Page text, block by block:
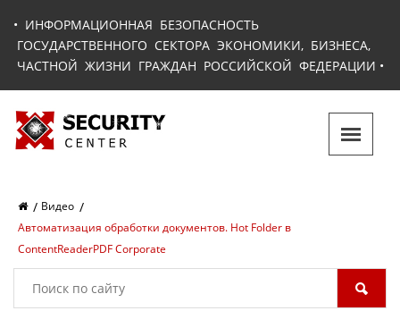
• ИНФОРМАЦИОННАЯ БЕЗОПАСНОСТЬ
ГОСУДАРСТВЕННОГО СЕКТОРА ЭКОНОМИКИ, БИЗНЕСА,
ЧАСТНОЙ ЖИЗНИ ГРАЖДАН РОССИЙСКОЙ ФЕДЕРАЦИИ •
Видео
Автоматизация обработки документов. Hot Folder в
ContentReaderPDF Corporate